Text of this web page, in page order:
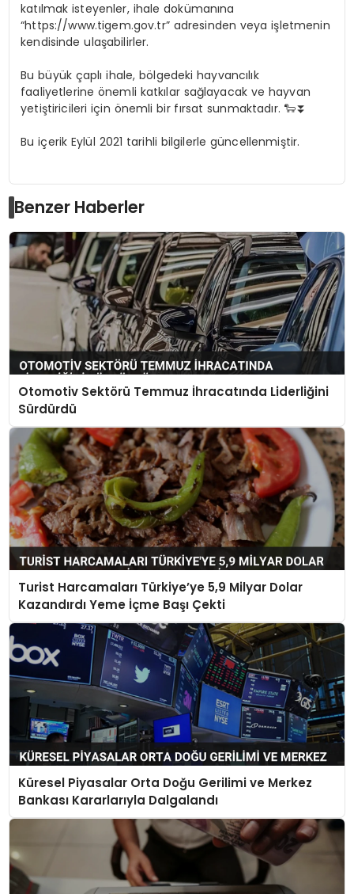
katılmak isteyenler, ihale dokümanına
“https://www.tigem.gov.tr” adresinden veya işletmenin
kendisinde ulaşabilirler.
Bu büyük çaplı ihale, bölgedeki hayvancılık
faaliyetlerine önemli katkılar sağlayacak ve hayvan
yetiştiricileri için önemli bir fırsat sunmaktadır. 🐑⏬
Bu içerik Eylül 2021 tarihli bilgilerle güncellenmiştir.
Benzer Haberler
Otomotiv Sektörü Temmuz İhracatında Liderliğini
Sürdürdü
Turist Harcamaları Türkiye’ye 5,9 Milyar Dolar
Kazandırdı Yeme İçme Başı Çekti
Küresel Piyasalar Orta Doğu Gerilimi ve Merkez
Bankası Kararlarıyla Dalgalandı